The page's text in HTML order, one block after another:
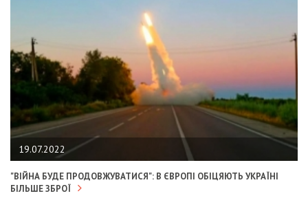
19.07.2022
"ВІЙНА БУДЕ ПРОДОВЖУВАТИСЯ": В ЄВРОПІ ОБІЦЯЮТЬ УКРАЇНІ
БІЛЬШЕ ЗБРОЇ